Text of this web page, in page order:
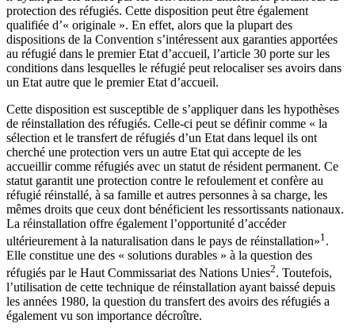
protection des réfugiés. Cette disposition peut être également
qualifiée d’« originale ». En effet, alors que la plupart des
dispositions de la Convention s’intéressent aux garanties apportées
au réfugié dans le premier Etat d’accueil, l’article 30 porte sur les
conditions dans lesquelles le réfugié peut relocaliser ses avoirs dans
un Etat autre que le premier Etat d’accueil.
Cette disposition est susceptible de s’appliquer dans les hypothèses
de réinstallation des réfugiés. Celle-ci peut se définir comme « la
sélection et le transfert de réfugiés d’un Etat dans lequel ils ont
cherché une protection vers un autre Etat qui accepte de les
accueillir comme réfugiés avec un statut de résident permanent. Ce
statut garantit une protection contre le refoulement et confère au
réfugié réinstallé, à sa famille et autres personnes à sa charge, les
mêmes droits que ceux dont bénéficient les ressortissants nationaux.
La réinstallation offre également l’opportunité d’accéder
ultérieurement à la naturalisation dans le pays de réinstallation»1 .
Elle constitue une des « solutions durables » à la question des
réfugiés par le Haut Commissariat des Nations Unies2. Toutefois,
l’utilisation de cette technique de réinstallation ayant baissé depuis
les années 1980, la question du transfert des avoirs des réfugiés a
également vu son importance décroître.